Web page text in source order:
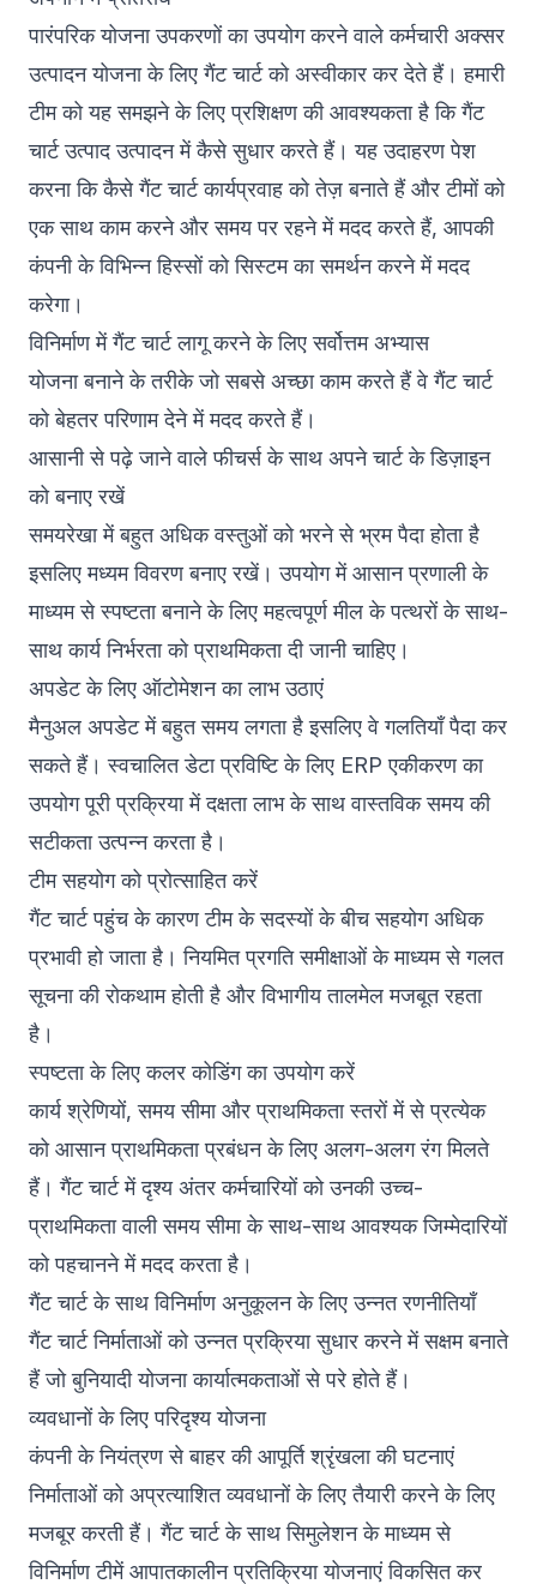
पारंपरिक योजना उपकरणों का उपयोग करने वाले कर्मचारी अक्सर
उत्पादन योजना के लिए गैंट चार्ट को अस्वीकार कर देते हैं। हमारी
टीम को यह समझने के लिए प्रशिक्षण की आवश्यकता है कि गैंट
चार्ट उत्पाद उत्पादन में कैसे सुधार करते हैं। यह उदाहरण पेश
करना कि कैसे गैंट चार्ट कार्यप्रवाह को तेज़ बनाते हैं और टीमों को
एक साथ काम करने और समय पर रहने में मदद करते हैं, आपकी
कंपनी के विभिन्न हिस्सों को सिस्टम का समर्थन करने में मदद
करेगा।
विनिर्माण में गैंट चार्ट लागू करने के लिए सर्वोत्तम अभ्यास
योजना बनाने के तरीके जो सबसे अच्छा काम करते हैं वे गैंट चार्ट
को बेहतर परिणाम देने में मदद करते हैं।
आसानी से पढ़े जाने वाले फीचर्स के साथ अपने चार्ट के डिज़ाइन
को बनाए रखें
समयरेखा में बहुत अधिक वस्तुओं को भरने से भ्रम पैदा होता है
इसलिए मध्यम विवरण बनाए रखें। उपयोग में आसान प्रणाली के
माध्यम से स्पष्टता बनाने के लिए महत्वपूर्ण मील के पत्थरों के साथ-
साथ कार्य निर्भरता को प्राथमिकता दी जानी चाहिए।
अपडेट के लिए ऑटोमेशन का लाभ उठाएं
मैनुअल अपडेट में बहुत समय लगता है इसलिए वे गलतियाँ पैदा कर
सकते हैं। स्वचालित डेटा प्रविष्टि के लिए ERP एकीकरण का
उपयोग पूरी प्रक्रिया में दक्षता लाभ के साथ वास्तविक समय की
सटीकता उत्पन्न करता है।
टीम सहयोग को प्रोत्साहित करें
गैंट चार्ट पहुंच के कारण टीम के सदस्यों के बीच सहयोग अधिक
प्रभावी हो जाता है। नियमित प्रगति समीक्षाओं के माध्यम से गलत
सूचना की रोकथाम होती है और विभागीय तालमेल मजबूत रहता
है।
स्पष्टता के लिए कलर कोडिंग का उपयोग करें
कार्य श्रेणियों, समय सीमा और प्राथमिकता स्तरों में से प्रत्येक
को आसान प्राथमिकता प्रबंधन के लिए अलग-अलग रंग मिलते
हैं। गैंट चार्ट में दृश्य अंतर कर्मचारियों को उनकी उच्च-
प्राथमिकता वाली समय सीमा के साथ-साथ आवश्यक जिम्मेदारियों
को पहचानने में मदद करता है।
गैंट चार्ट के साथ विनिर्माण अनुकूलन के लिए उन्नत रणनीतियाँ
गैंट चार्ट निर्माताओं को उन्नत प्रक्रिया सुधार करने में सक्षम बनाते
हैं जो बुनियादी योजना कार्यात्मकताओं से परे होते हैं।
व्यवधानों के लिए परिदृश्य योजना
कंपनी के नियंत्रण से बाहर की आपूर्ति श्रृंखला की घटनाएं
निर्माताओं को अप्रत्याशित व्यवधानों के लिए तैयारी करने के लिए
मजबूर करती हैं। गैंट चार्ट के साथ सिमुलेशन के माध्यम से
विनिर्माण टीमें आपातकालीन प्रतिक्रिया योजनाएं विकसित कर